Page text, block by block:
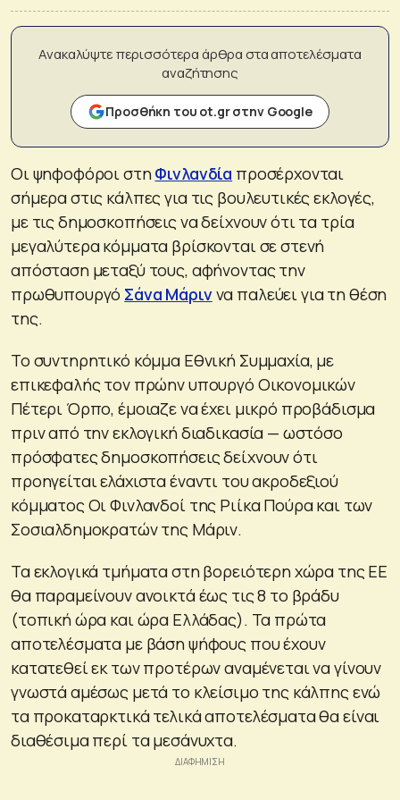
Ανακαλύψτε περισσότερα άρθρα στα αποτελέσματα
αναζήτησης
Προσθήκη του ot.gr στην Google
Οι ψηφοφόροι στηΦινλανδία προσέρχονται
σήμερα στις κάλπες για τις βουλευτικές εκλογές,
με τις δημοσκοπήσεις να δείχνουν ότι τα τρία
μεγαλύτερα κόμματα βρίσκονται σε στενή
απόσταση μεταξύ τους, αφήνοντας την
πρωθυπουργό Σάνα Μάριννα παλεύει για τη θέση
της.
Το συντηρητικό κόμμα Εθνική Συμμαχία, με
επικεφαλής τον πρώην υπουργό Οικονομικών
Πέτερι Όρπο, έμοιαζε να έχει μικρό προβάδισμα
πριν από την εκλογική διαδικασία — ωστόσο
πρόσφατες δημοσκοπήσεις δείχνουν ότι
προηγείται ελάχιστα έναντι του ακροδεξιού
κόμματος Οι Φινλανδοί της Ριίκα Πούρα και των
Σοσιαλδημοκρατών της Μάριν.
Τα εκλογικά τμήματα στη βορειότερη χώρα της ΕΕ
θα παραμείνουν ανοικτά έως τις 8 το βράδυ
(τοπική ώρα και ώρα Ελλάδας). Τα πρώτα
αποτελέσματα με βάση ψήφους που έχουν
κατατεθεί εκ των προτέρων αναμένεται να γίνουν
γνωστά αμέσως μετά το κλείσιμο της κάλπης ενώ
τα προκαταρκτικά τελικά αποτελέσματα θα είναι
διαθέσιμα περί τα μεσάνυχτα.